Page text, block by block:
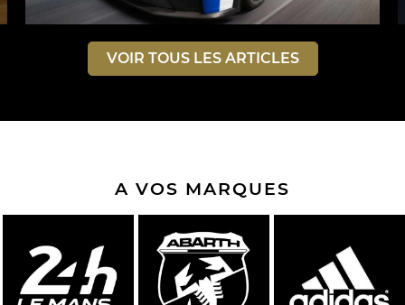
VOIR TOUS LES ARTICLES
A VOS MARQUES